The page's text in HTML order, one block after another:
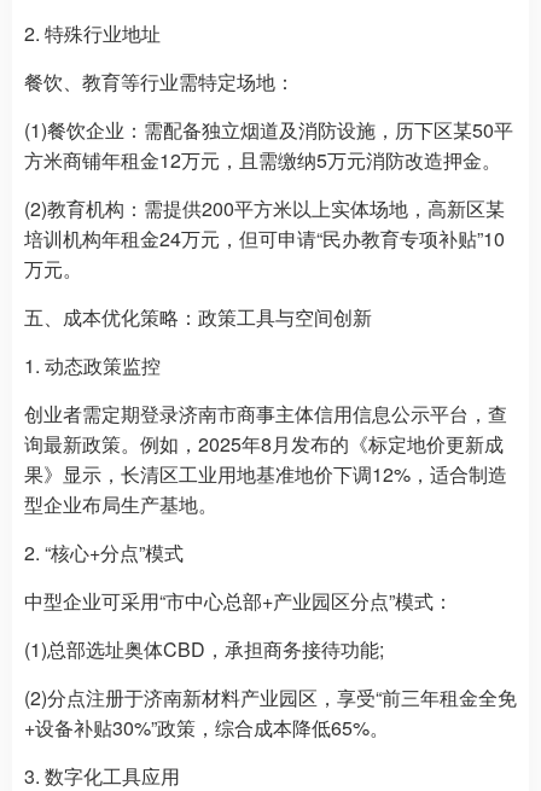
2. 特殊行业地址
餐饮、教育等行业需特定场地：
(1)餐饮企业：需配备独立烟道及消防设施，历下区某50平
方米商铺年租金12万元，且需缴纳5万元消防改造押金。
(2)教育机构：需提供200平方米以上实体场地，高新区某
培训机构年租金24万元，但可申请“民办教育专项补贴”10
万元。
五、成本优化策略：政策工具与空间创新
1. 动态政策监控
创业者需定期登录济南市商事主体信用信息公示平台，查
询最新政策。例如，2025年8月发布的《标定地价更新成
果》显示，长清区工业用地基准地价下调12%，适合制造
型企业布局生产基地。
2. “核心+分点”模式
中型企业可采用“市中心总部+产业园区分点”模式：
(1)总部选址奥体CBD，承担商务接待功能;
(2)分点注册于济南新材料产业园区，享受“前三年租金全免
+设备补贴30%”政策，综合成本降低65%。
3. 数字化工具应用